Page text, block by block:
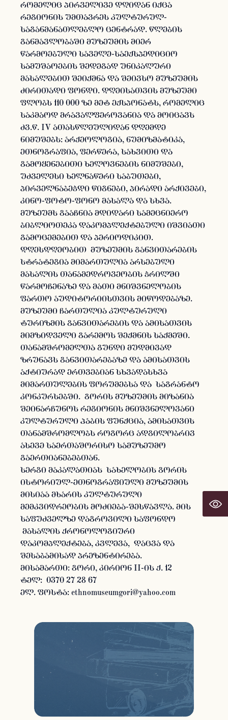
რომელიც პირველივე დღიდან იქცა
რეგიონის უმთავრეს კულტურულ-
საგანმანათლებლო ცენტრად. წლების
განმავლობაში მუზეუმის მიერ
წარმოებული საველე-საექსპედიციო
სამუშაოების შედეგად უნიკალური
მასალებით შეიქმნა და შეივსო მუზეუმის
ძირითადი ფონდი. დღეისათვის მუზეუმი
ფლობს 110 000 ზე მეტ ექსპონატს, რომელიც
საკმაოდ მრავალფეროვანია და მოიცავს
ძვ.წ. IV ათასწლეულიდან დღემდე
ნიმუშებს: არქეოლოგია, ნუმიზმატიკა,
ეთნოგრაფია, ფერწერა, სახვითი და
გამოყენებითი ხელოვნების ნიმუშები,
უძველესი ხელნაწერი საბუთები,
პირველნაბეჭდი წიგნები, პირადი არქივები,
კინო-ფოტო-ფონო მასალა და სხვა.
მუზეუმს გააჩნია მდიდარი სამეცნიერო
ბიბლიოთეკა დაკომპლექტებული იშვიათი
გამოცემებით და პერიოდიკით.
დღესდღეობით მუზეუმის განვითარების
სტრატეგია მიმართულია არსებული
მასალის თანამედროვეობის ჭრილში
წარმოჩენაზე და მათი მნიშვნელობის
ფართო აუდიტორიისთვის მიწოდებაზე.
მუზეუმი ჩართულია კულტურული
ტურიზმის განვითარების და ამისათვის
მიმზიდველი გარემოს შექმნის საქმეში.
თანამშრომელთა გუნდი მუდმივად
ზრუნავს განვითარებაზე და ამისათვის
აქტიურად ერთვებიან სხვადასხვა
მიმართულების ფორუმებსა და საგრანტო
კონკურსებში. გორის მუზეუმის მიზანია
შეინარჩუნოს რეგიონის მნიშვნელოვანი
კულტურული ჰაბის ფუნქცია, ამისათვის
თანამშრომლობს როგორც ადგილობრივ
ასევე საერთაშორისო სამუზეუმო
გაერთიანებებთან.
სერგი მაკალათიას სახელობის გორის
ისტორიულ-ეთნოგრაფიული მუზეუმის
მისიაა მხარის კულტურული
მემკვიდრეობის მოძიება-შესწავლა. მის
საფუძველზე დაგროვილი საფონდო
მასალის ქრონოლოგიური
დაკომპლექტება, კვლევა, დაცვა და
შესაბამისად პრეზენტირება.
მისამართი: გორი, კირიონ II-ის ქ. 12
ტელ: 0370 27 28 67
ელ. ფოსტა: ethnomuseumgori@yahoo.com